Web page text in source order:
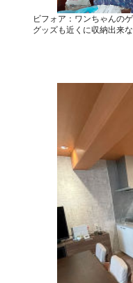
ビフォア：ワンちゃんの
グッズも近くに収納出来